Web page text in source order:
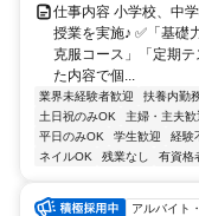
仕事内容 小学校、中
授業を実施♪ ✅「基礎
克服コース」「定期
た内容で個...
業界未経験者歓迎 扶養内勤
土日祝のみOK
主婦・主夫歓
平日のみOK
学生歓迎 経験
ネイルOK
残業なし 有資格
アルバイト